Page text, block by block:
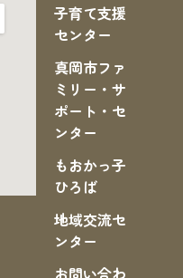
子育て支援
センター
真岡市ファ
ミリー・サ
ポート・セ
ンター
もおかっ子
ひろば
地域交流セ
ンター
お問い合わ